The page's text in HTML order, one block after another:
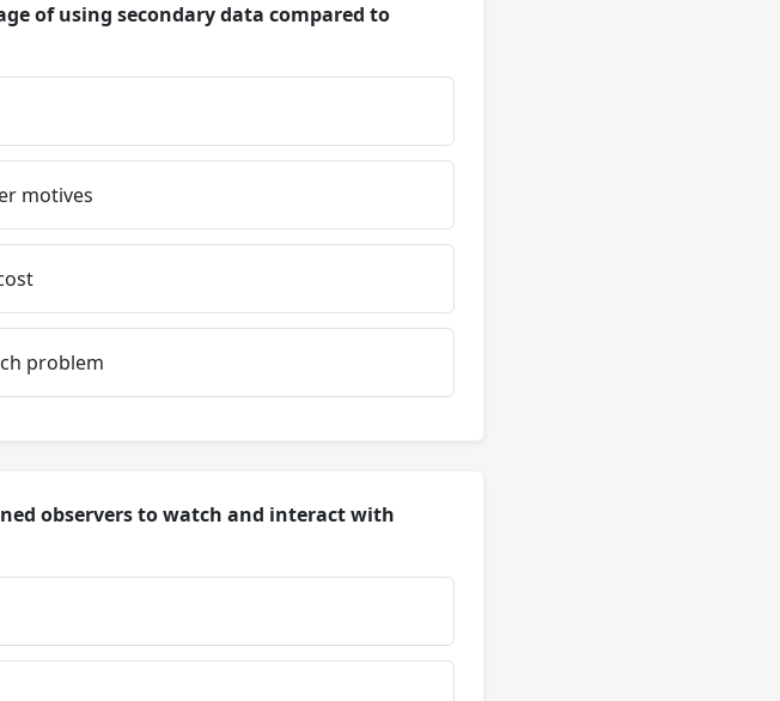
of using secondary data compared to
motives
problem
observers to watch and interact with